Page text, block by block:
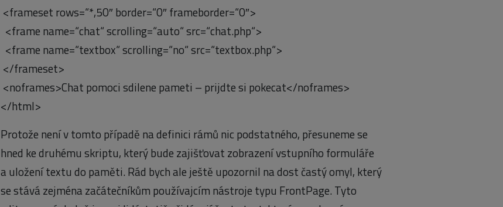
<frameset rows=“*,50″ border=“0″ frameborder=“0″>
<frame name=“chat“ scrolling=“auto“ src=“chat.php“>
<frame name=“textbox“ scrolling=“no“ src=“textbox.php“>
</frameset>
<noframes>Chat pomoci sdilene pameti – prijdte si pokecat</noframes>
</html>
Protože není v tomto případě na definici rámů nic podstatného, přesuneme se
hned ke druhému skriptu, který bude zajišťovat zobrazení vstupního formuláře
a uložení textu do paměti. Rád bych ale ještě upozornil na dost častý omyl, který
se stává zejména začátečníkům používajcím nástroje typu FrontPage. Tyto